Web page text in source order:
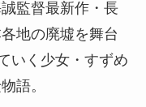
監督最新作・長
地の廃墟を舞台
いく少女・すずめ
語。